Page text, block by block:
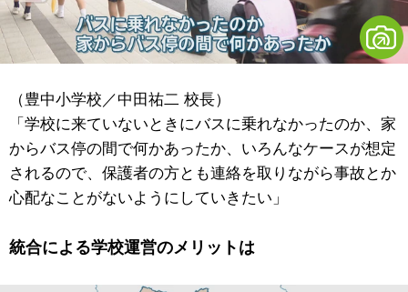
（豊中小学校／中田祐二 校長）
「学校に来ていないときにバスに乗れなかったのか、家
からバス停の間で何かあったか、いろんなケースが想定
されるので、保護者の方とも連絡を取りながら事故とか
心配なことがないようにしていきたい」
統合による学校運営のメリットは